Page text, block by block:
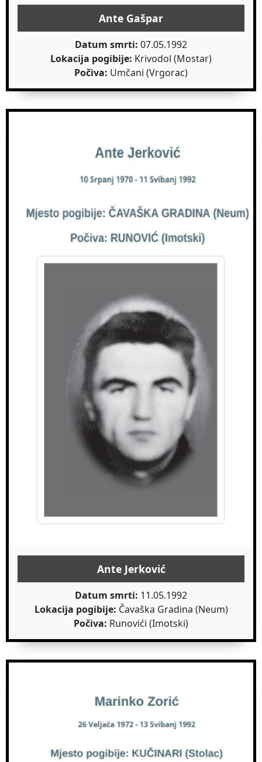
Ante Gašpar
Datum smrti: 07.05.1992
Lokacija pogibije: Krivodol (Mostar)
Počiva: Umčani (Vrgorac)
Ante Jerković
Datum smrti: 11.05.1992
Lokacija pogibije: Čavaška Gradina (Neum)
Počiva: Runovići (Imotski)